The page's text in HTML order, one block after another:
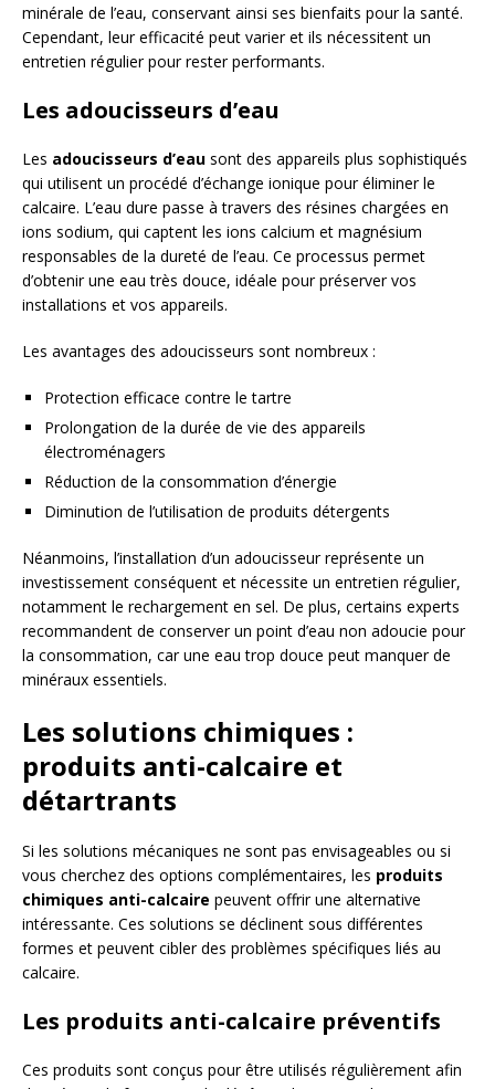
minérale de l’eau, conservant ainsi ses bienfaits pour la santé.
Cependant, leur efficacité peut varier et ils nécessitent un
entretien régulier pour rester performants.
Les adoucisseurs d’eau
Les adoucisseurs d’eau sont des appareils plus sophistiqués
qui utilisent un procédé d’échange ionique pour éliminer le
calcaire. L’eau dure passe à travers des résines chargées en
ions sodium, qui captent les ions calcium et magnésium
responsables de la dureté de l’eau. Ce processus permet
d’obtenir une eau très douce, idéale pour préserver vos
installations et vos appareils.
Les avantages des adoucisseurs sont nombreux :
Protection efficace contre le tartre
Prolongation de la durée de vie des appareils
électroménagers
Réduction de la consommation d’énergie
Diminution de l’utilisation de produits détergents
Néanmoins, l’installation d’un adoucisseur représente un
investissement conséquent et nécessite un entretien régulier,
notamment le rechargement en sel. De plus, certains experts
recommandent de conserver un point d’eau non adoucie pour
la consommation, car une eau trop douce peut manquer de
minéraux essentiels.
Les solutions chimiques :
produits anti-calcaire et
détartrants
Si les solutions mécaniques ne sont pas envisageables ou si
vous cherchez des options complémentaires, les produits
chimiques anti-calcaire peuvent offrir une alternative
intéressante. Ces solutions se déclinent sous différentes
formes et peuvent cibler des problèmes spécifiques liés au
calcaire.
Les produits anti-calcaire préventifs
Ces produits sont conçus pour être utilisés régulièrement afin